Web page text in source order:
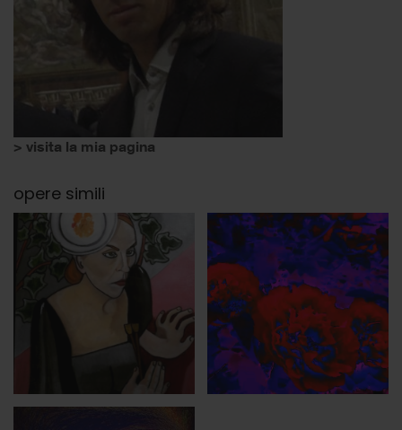
> visita la mia pagina
opere simili